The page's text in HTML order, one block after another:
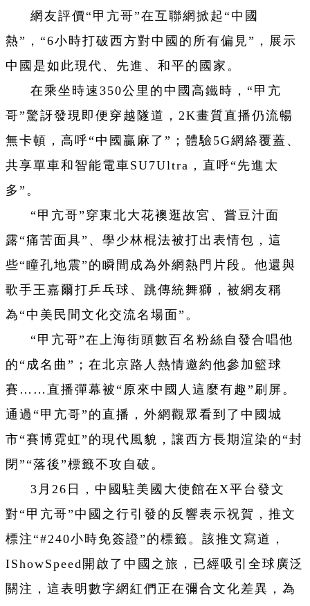
網友評價“甲亢哥”在互聯網掀起“中國
熱”，“6小時打破西方對中國的所有偏見”，展示
中國是如此現代、先進、和平的國家。
在乘坐時速350公里的中國高鐵時，“甲亢
哥”驚訝發現即便穿越隧道，2K畫質直播仍流暢
無卡頓，高呼“中國贏麻了”；體驗5G網絡覆蓋、
共享單車和智能電車SU7Ultra，直呼“先進太
多”。
“甲亢哥”穿東北大花襖逛故宮、嘗豆汁面
露“痛苦面具”、學少林棍法被打出表情包，這
些“瞳孔地震”的瞬間成為外網熱門片段。他還與
歌手王嘉爾打乒乓球、跳傳統舞獅，被網友稱
為“中美民間文化交流名場面”。
“甲亢哥”在上海街頭數百名粉絲自發合唱他
的“成名曲”；在北京路人熱情邀約他參加籃球
賽……直播彈幕被“原來中國人這麼有趣”刷屏。
通過“甲亢哥”的直播，外網觀眾看到了中國城
市“賽博霓虹”的現代風貌，讓西方長期渲染的“封
閉”“落後”標籤不攻自破。
3月26日，中國駐美國大使館在X平台發文
對“甲亢哥”中國之行引發的反響表示祝賀，推文
標注“#240小時免簽證”的標籤。該推文寫道，
IShowSpeed開啟了中國之旅，已經吸引全球廣泛
關注，這表明數字網紅們正在彌合文化差異，為